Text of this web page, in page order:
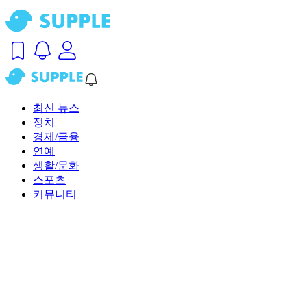
최신 뉴스
정치
경제/금융
연예
생활/문화
스포츠
커뮤니티